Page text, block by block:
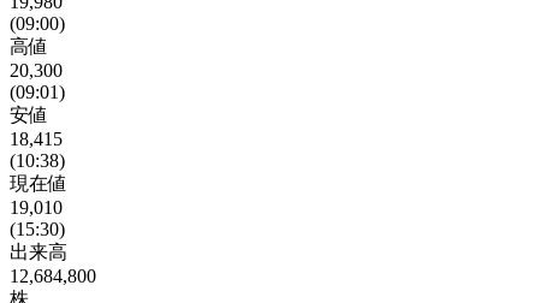
(09:00)
高値
20,300
(09:01)
安値
18,415
(10:38)
現在値
19,010
(15:30)
出来高
12,684,800
株